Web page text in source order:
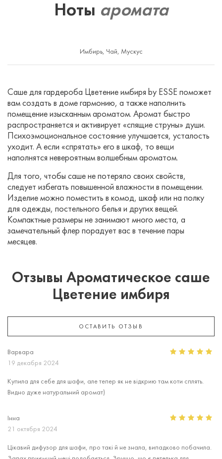
Ноты аромата
Имбирь, Чай, Мускус
Саше для гардероба Цветение имбиря by ESSE поможет
вам создать в доме гармонию, а также наполнить
помещение изысканным ароматом. Аромат быстро
распространяется и активирует «спящие струны» души.
Психоэмоциональное состояние улучшается, усталость
уходит. А если «спрятать» его в шкаф, то вещи
наполнятся невероятным волшебным ароматом.
Для того, чтобы саше не потеряло своих свойств,
следует избегать повышенной влажности в помещении.
Изделие можно поместить в комод, шкаф или на полку
для одежды, постельного белья и других вещей.
Компактные размеры не занимают много места, а
замечательный флер порадует вас в течение пары
месяцев.
Отзывы Ароматическое саше
Цветение имбиря
ОСТАВИТЬ ОТЗЫВ
Варвара
19 декабря 2024
Купила для себе для шафи, але тепер як не відкрию там коти сплять.
Видно дуже натуральний аромат)
Інна
21 октября 2024
Цікавий дифузор для шафи, про такі й не знала, випадково побачила.